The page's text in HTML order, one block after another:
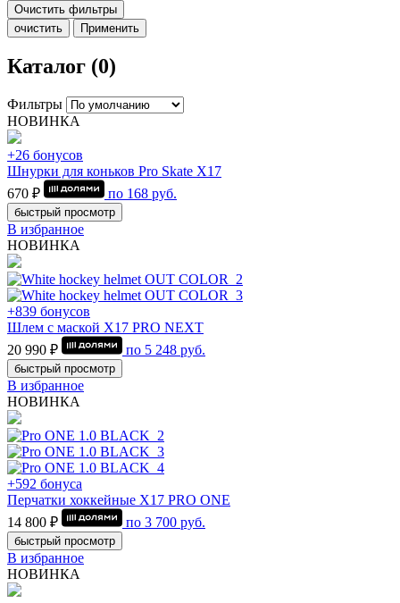
Очистить фильтры
очистить
Применить
Каталог (0)
Фильтры
НОВИНКА
+26 бонусов
Шнурки для коньков Pro Skate Х17
670 ₽
по 168 руб.
быстрый просмотр
В избранное
НОВИНКА
+839 бонусов
Шлем с маской Х17 PRO NEXT
20 990 ₽
по 5 248 руб.
быстрый просмотр
В избранное
НОВИНКА
+592 бонуса
Перчатки хоккейные Х17 PRO ONE
14 800 ₽
по 3 700 руб.
быстрый просмотр
В избранное
НОВИНКА